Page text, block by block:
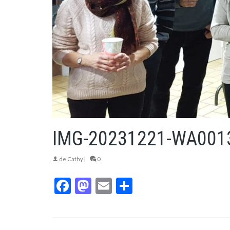
IMG-20231221-
de Cathy | 0
Facebook
Mastodon
Email